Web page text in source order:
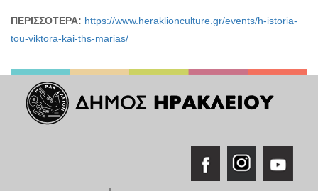
ΠΕΡΙΣΣΟΤΕΡΑ: https://www.heraklionculture.gr/events/h-istoria-
tou-viktora-kai-ths-marias/